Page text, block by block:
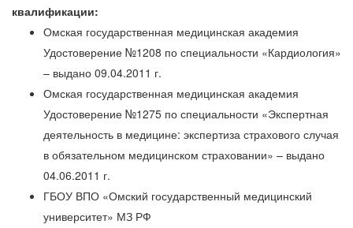
квалификации:
Омская государственная медицинская академия
Удостоверение №1208 по специальности «Кардиология»
– выдано 09.04.2011 г.
Омская государственная медицинская академия
Удостоверение №1275 по специальности «Экспертная
деятельность в медицине: экспертиза страхового случая
в обязательном медицинском страховании» – выдано
04.06.2011 г.
ГБОУ ВПО «Омский государственный медицинский
университет» МЗ РФ